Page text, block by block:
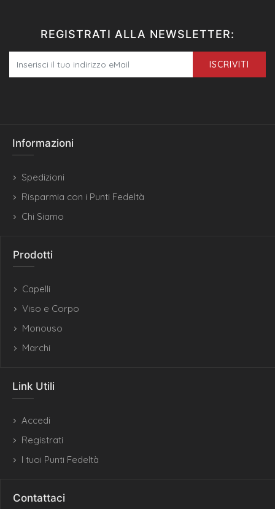
REGISTRATI ALLA NEWSLETTER:
ISCRIVITI
Informazioni
Spedizioni
Risparmia con i Punti Fedeltà
Chi Siamo
Prodotti
Capelli
Viso e Corpo
Monouso
Marchi
Link Utili
Accedi
Registrati
I tuoi Punti Fedeltà
Contattaci